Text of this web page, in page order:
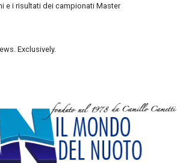
e i risultati dei campionati Master
Exclusively.